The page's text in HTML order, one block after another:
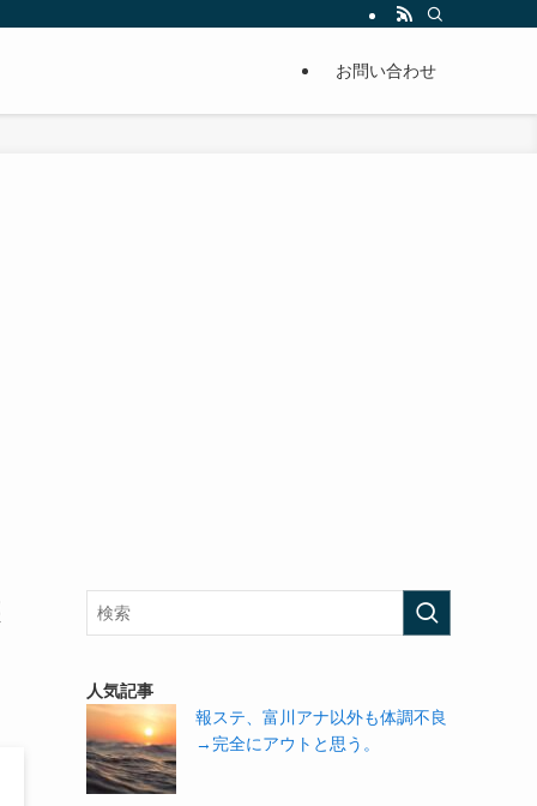
痩せることが出来るように分かりやすくまとめています。
お問い合わせ
人気記事
報ステ、富川アナ以外も体調不良
→完全にアウトと思う。